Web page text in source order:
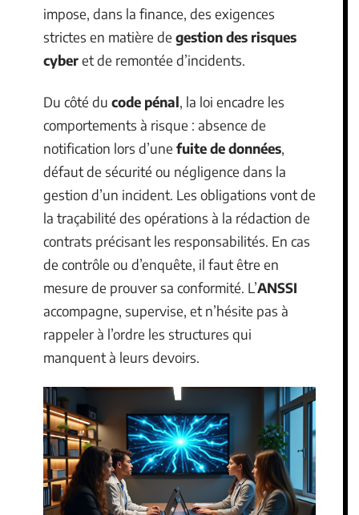
impose, dans la finance, des exigences
strictes en matière de gestion des risques
cyberet de remontée d’incidents.
Du côté du code pénal, la loi encadre les
comportements à risque : absence de
notification lors d’une fuite de données,
défaut de sécurité ou négligence dans la
gestion d’un incident. Les obligations vont de
la traçabilité des opérations à la rédaction de
contrats précisant les responsabilités. En cas
de contrôle ou d’enquête, il faut être en
mesure de prouver sa conformité. L’ANSSI
accompagne, supervise, et n’hésite pas à
rappeler à l’ordre les structures qui
manquent à leurs devoirs.